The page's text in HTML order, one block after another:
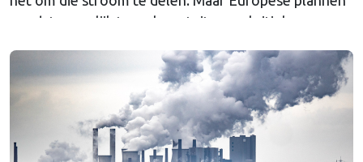
om dat mogelijk te maken stuiten op kritiek.